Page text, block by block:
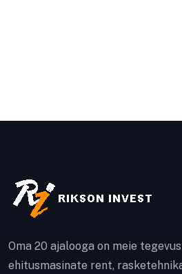
Oma 20 ajalooga on meie
ehitusmasinate rent,